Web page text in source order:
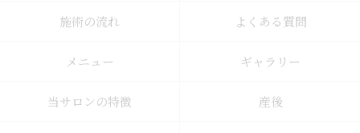
施術の流れ よくある質問
メニュー ギャラリー
当サロンの特徴 産後